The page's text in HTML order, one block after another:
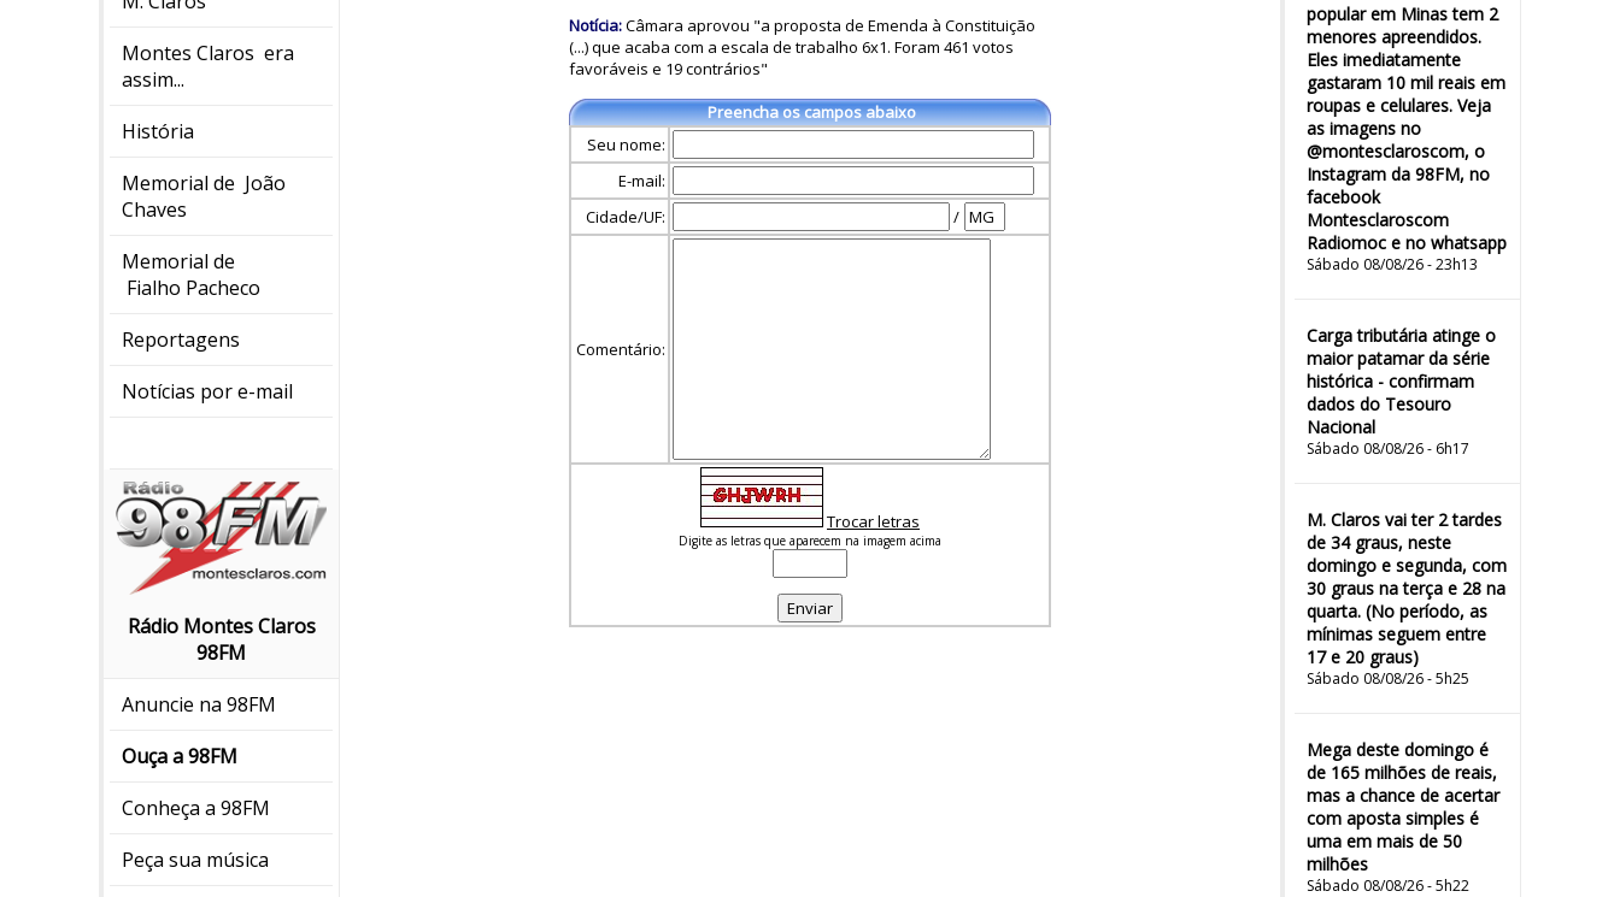
Montes Claros era
assim...
História
Memorial de João
Chaves
Memorial de
Fialho Pacheco
Reportagens
Notícias por e-mail
Rádio Montes Claros
98FM
Anuncie na 98FM
Ouça a 98FM
Conheça a 98FM
Peça sua música
popular em Minas tem 2
menores apreendidos.
Eles imediatamente
gastaram 10 mil reais em
roupas e celulares. Veja
as imagens no
@montesclaroscom, o
Instagram da 98FM, no
facebook
Montesclaroscom
Radiomoc e no whatsapp
Sábado 08/08/26 - 23h13
Carga tributária atinge o
maior patamar da série
histórica - confirmam
dados do Tesouro
Nacional
Sábado 08/08/26 - 6h17
M. Claros vai ter 2 tardes
de 34 graus, neste
domingo e segunda, com
30 graus na terça e 28 na
quarta. (No período, as
mínimas seguem entre
17 e 20 graus)
Sábado 08/08/26 - 5h25
Mega deste domingo é
de 165 milhões de reais,
mas a chance de acertar
com aposta simples é
uma em mais de 50
milhões
Sábado 08/08/26 - 5h22
Notícia:Câmara aprovou "a proposta de Emenda à Constituição
(...) que acaba com a escala de trabalho 6x1. Foram 461 votos
favoráveis e 19 contrários"
Preencha os campos abaixo
Seu nome:
E-mail:
Cidade/UF:
/
Comentário:
Trocar letras
Digite as letras que aparecem na imagem acima